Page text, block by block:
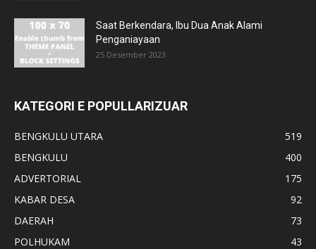
Saat Berkendara, Ibu Dua Anak Alami
Penganiayaan
25 Desember 2023
KATEGORI E POPULLARIZUAR
BENGKULU UTARA
519
BENGKULU
400
ADVERTORIAL
175
KABAR DESA
92
DAERAH
73
POLHUKAM
43